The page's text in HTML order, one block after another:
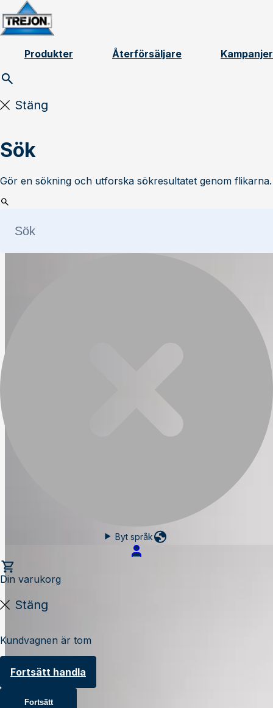
Skip to content
Produkter Återförsäljare Kampanjer
Stäng
Sök
Gör en sökning och utforska sökresultatet genom flikarna.
Byt språk
Din varukorg
Stäng
Kundvagnen är tom
Fortsätt handla
Fortsätt
Läs mer